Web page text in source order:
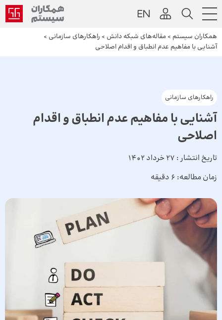
همکاران سیستم > مقاله‌های شبکه دانش > راهکارهای سازمانی >
آشنایی با مفاهیم عدم انطباق و اقدام اصلاحی
راهکارهای سازمانی
آشنایی با مفاهیم عدم انطباق و اقدام
اصلاحی
تاریخ انتشار : 27 خرداد 1402
زمان مطالعه: 6 دقیقه